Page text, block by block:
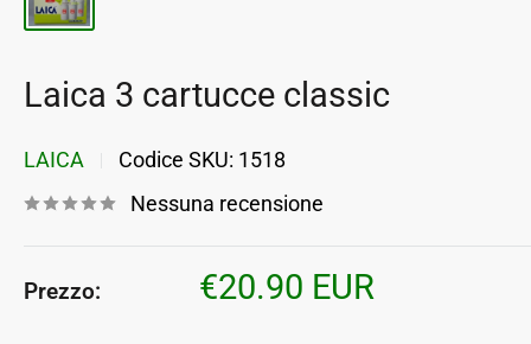
Laica 3 cartucce classic
LAICA Codice SKU: 1518
Nessuna recensione
Prezzo:
Prezzo
€20.90 EUR